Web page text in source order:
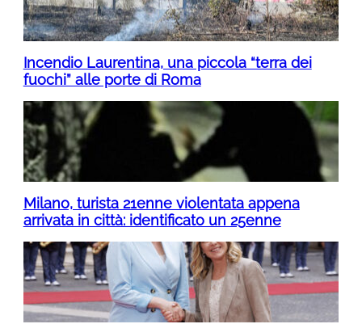
Incendio Laurentina, una piccola “terra dei
fuochi” alle porte di Roma
Milano, turista 21enne violentata appena
arrivata in città: identificato un 25enne